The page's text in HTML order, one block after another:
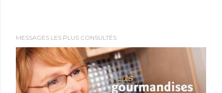
r
u
n
c
MESSAGES LES PLUS CONSULTÉS